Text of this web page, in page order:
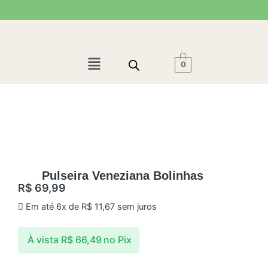
para
Menu 0
Pulseira Veneziana Bolinhas
R$ 69,99
Em até 6x de R$11,67sem juros
À vista R$66,49 no Pix